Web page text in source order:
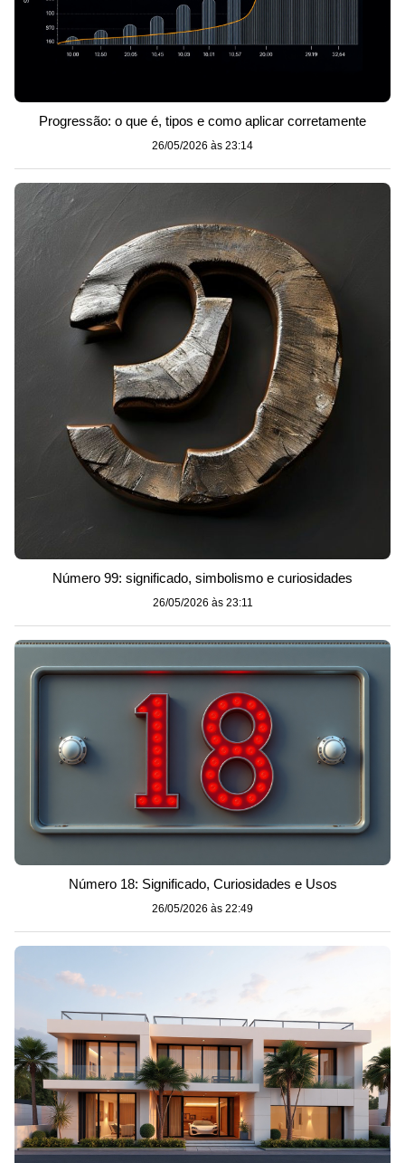
Progressão: o que é, tipos e como aplicar corretamente
26/05/2026 às 23:14
Número 99: significado, simbolismo e curiosidades
26/05/2026 às 23:11
Número 18: Significado, Curiosidades e Usos
26/05/2026 às 22:49